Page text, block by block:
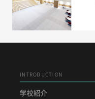
INTRODUCTION
学校紹介